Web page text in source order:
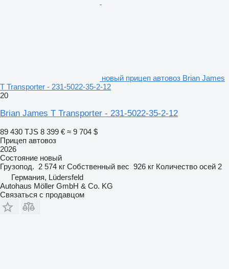
новый прицеп автовоз Brian James
T Transporter - 231‐5022‐35‐2‐12
20
Brian James T Transporter - 231‐5022‐35‐2‐12
89 430 TJS 8 399 € ≈ 9 704 $
Прицеп автовоз
2026
Состояние новый
Грузопод. 2 574 кг Собственный вес 926 кг Количество осей 2
Германия, Lüdersfeld
Autohaus Möller GmbH & Co. KG
Связаться с продавцом